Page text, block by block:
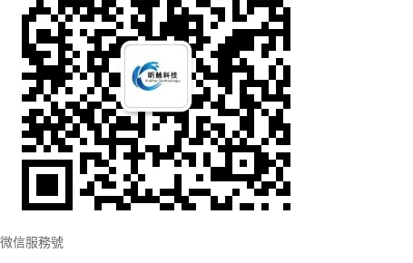
微信服務號